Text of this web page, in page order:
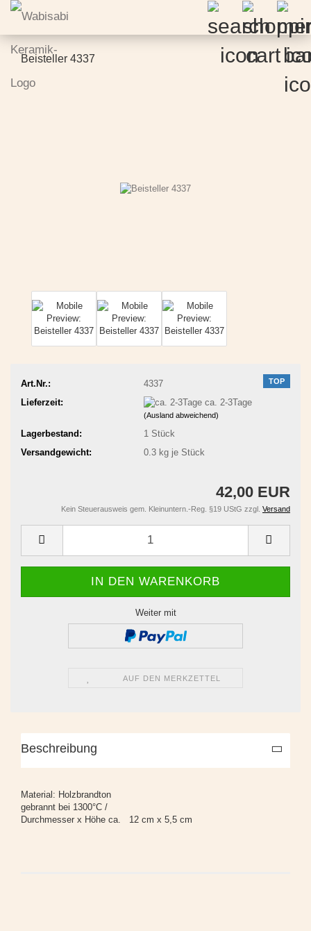
Beisteller 4337
TOP
Art.Nr.:
4337
Lieferzeit:
ca. 2-3Tage
(Ausland abweichend)
Lagerbestand: 1 Stück
Versandgewicht:
0.3kg je Stück
42,00 EUR
Kein Steuerausweis gem. Kleinuntern.-Reg. §19 UStG zzgl. Versand
Weiter mit
AUF DEN MERKZETTEL
Beschreibung
Material: Holzbrandton
gebrannt bei 1300°C /
Durchmesser x Höhe ca. 12 cm x 5,5 cm